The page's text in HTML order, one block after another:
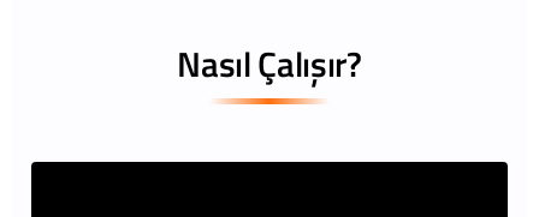
Nasıl Çalışır?